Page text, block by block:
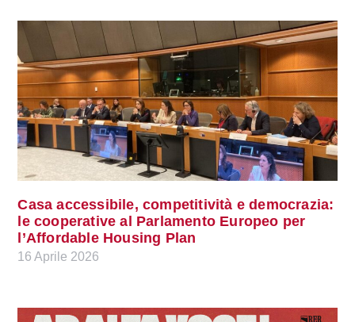
Casa accessibile, competitività e democrazia:
le cooperative al Parlamento Europeo per
l’Affordable Housing Plan
16 Aprile 2026